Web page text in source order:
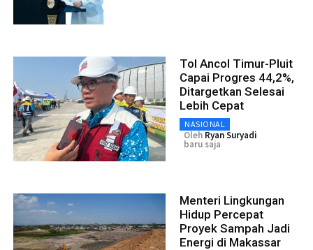
Tol Ancol Timur-Pluit
Capai Progres 44,2%,
Ditargetkan Selesai
Lebih Cepat
NASIONAL
Oleh Ryan Suryadi
baru saja
Menteri Lingkungan
Hidup Percepat
Proyek Sampah Jadi
Energi di Makassar